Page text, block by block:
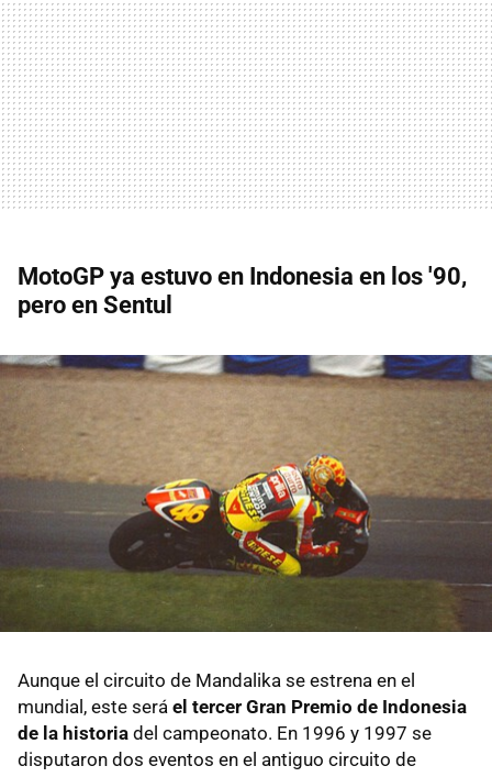
MotoGP ya estuvo en Indonesia en los '90,
pero en Sentul
Aunque el circuito de Mandalika se estrena en el
mundial, este será el tercer Gran Premio de Indonesia
de la historia del campeonato. En 1996 y 1997 se
disputaron dos eventos en el antiguo circuito de